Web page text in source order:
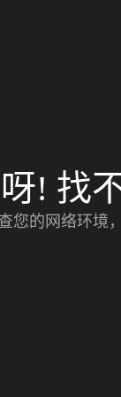
! 找
您的网络环境